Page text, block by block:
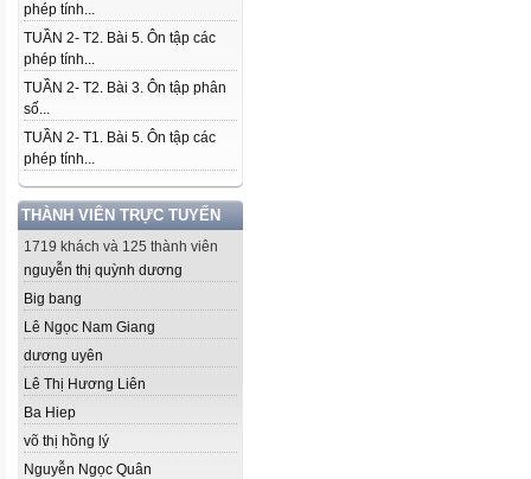
phép tính...
TUẦN 2- T2. Bài 5. Ôn tập các
phép tính...
TUẦN 2- T2. Bài 3. Ôn tập phân
số...
TUẦN 2- T1. Bài 5. Ôn tập các
phép tính...
THÀNH VIÊN TRỰC TUYẾN
1719 khách và 125 thành viên
nguyễn thị quỳnh dương
Big bang
Lê Ngọc Nam Giang
dương uyên
Lê Thị Hương Liên
Ba Hiep
võ thị hồng lý
Nguyễn Ngọc Quân